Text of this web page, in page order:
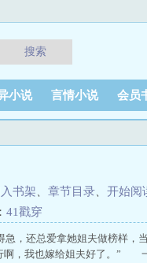
搜索
小说 言情小说 会员
书架 章节目录
开始阅
41戳穿
急，还总爱拿她姐夫做榜样
啊，我也嫁给姐夫好了。